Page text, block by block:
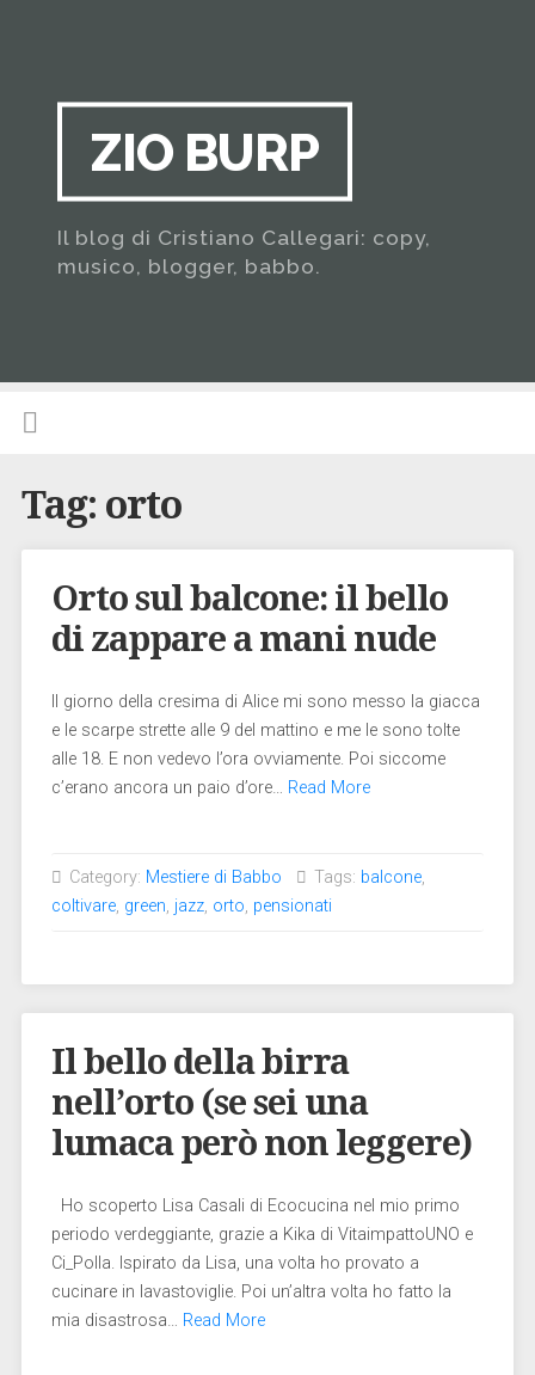
ZIO BURP
Il blog di Cristiano Callegari: copy,
musico, blogger, babbo.
Tag: orto
Orto sul balcone: il bello
di zappare a mani nude
Il giorno della cresima di Alice mi sono messo la giacca
e le scarpe strette alle 9 del mattino e me le sono tolte
alle 18. E non vedevo l’ora ovviamente. Poi siccome
c’erano ancora un paio d’ore… Read More
Category: Mestiere di Babbo Tags: balcone,
coltivare, green, jazz, orto, pensionati
Il bello della birra
nell’orto (se sei una
lumaca però non leggere)
Ho scoperto Lisa Casali di Ecocucina nel mio primo
periodo verdeggiante, grazie a Kika di VitaimpattoUNO e
Ci_Polla. Ispirato da Lisa, una volta ho provato a
cucinare in lavastoviglie. Poi un’altra volta ho fatto la
mia disastrosa… Read More